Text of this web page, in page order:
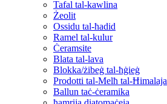
Tafal tal-kawlina
Żeolit
Ossidu tal-ħadid
Ramel tal-kulur
Ċeramsite
Blata tal-lava
Blokka/żibeġ tal-ħġieġ
Prodotti tal-Melħ tal-Ħimalaja
Ballun taċ-ċeramika